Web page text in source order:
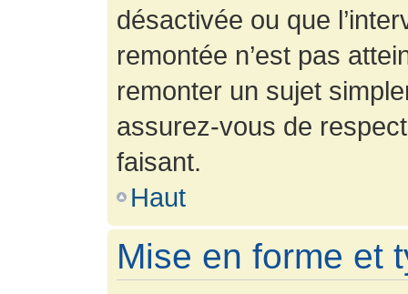
désactivée ou que
remontée n’est pas
remonter un sujet
assurez-vous de
faisant.
Haut
Mise en forme et